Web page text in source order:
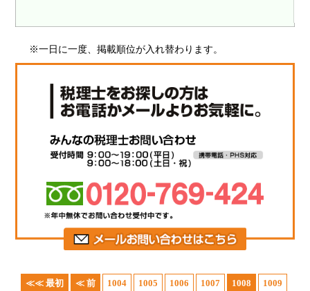
※一日に一度、掲載順位が入れ替わります。
≪≪ 最初 ≪ 前 1004 1005 1006 1007 1008 1009